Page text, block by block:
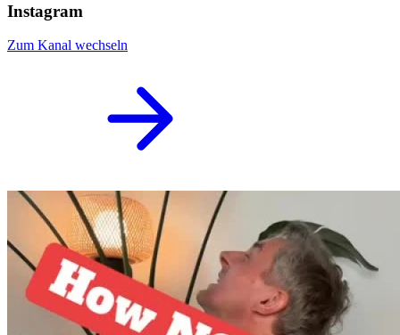
Instagram
Zum Kanal wechseln